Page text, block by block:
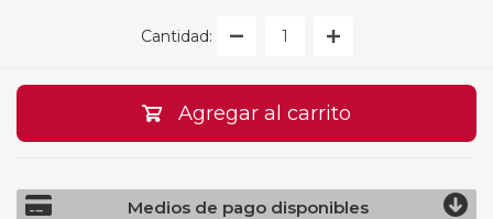
Cantidad:
Agregar al carrito
Medios de pago disponibles